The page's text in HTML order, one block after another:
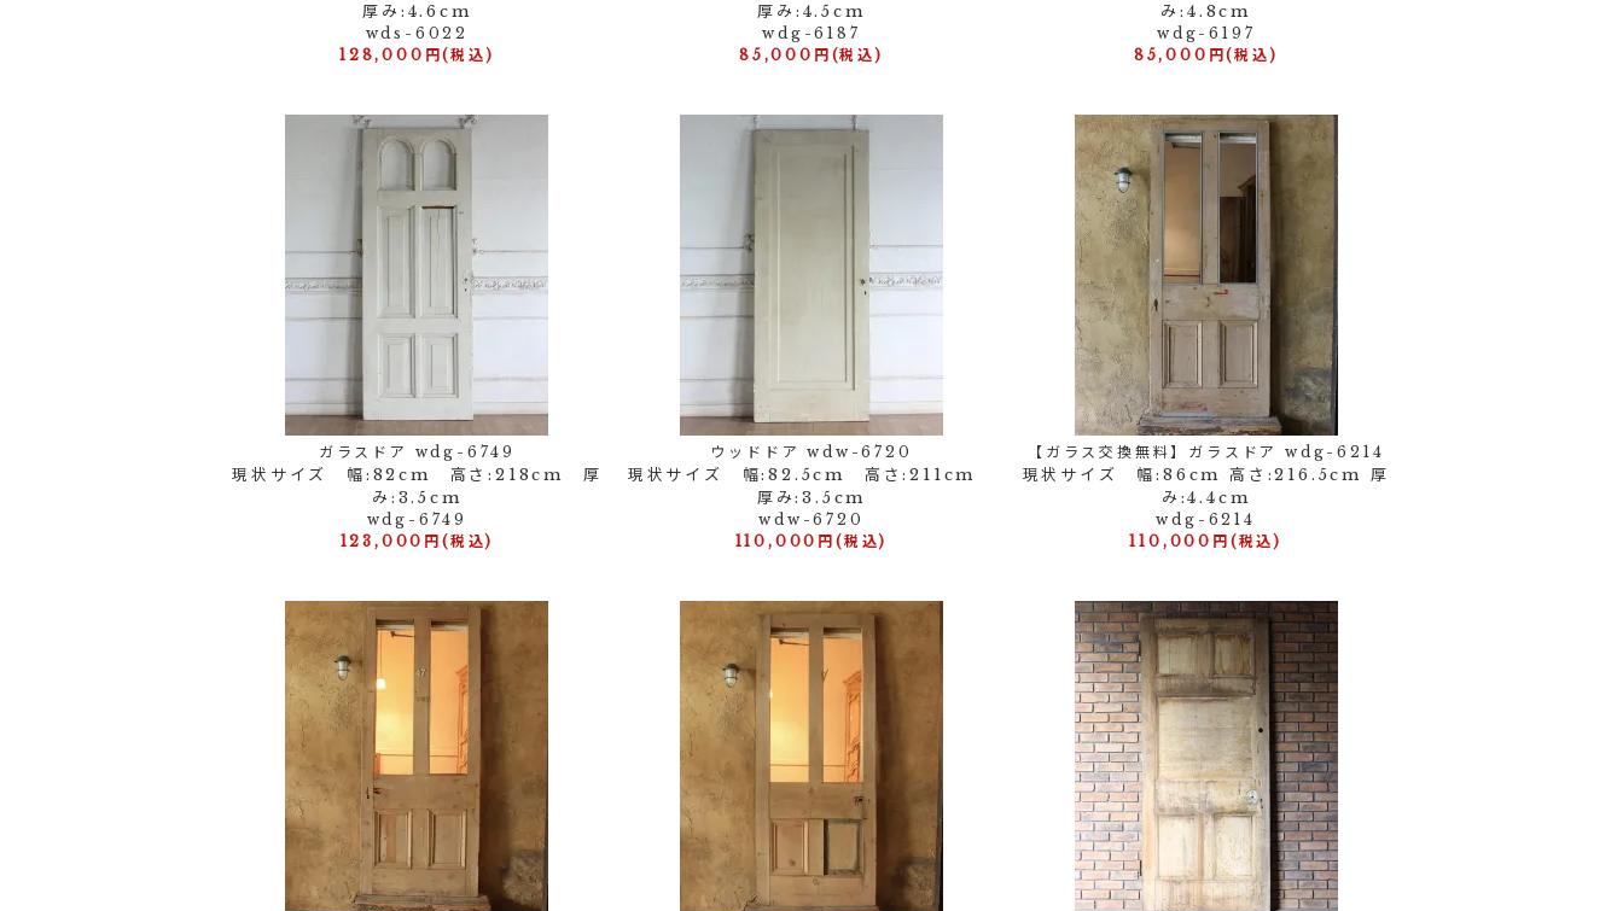
厚み:4.6cm
wds-6022
128,000円(税込)
厚み:4.5cm
wdg-6187
85,000円(税込)
み:4.8cm
wdg-6197
85,000円(税込)
ガラスドア wdg-6749
現状サイズ 幅:82cm 高さ:218cm 厚
み:3.5cm
wdg-6749
123,000円(税込)
ウッドドア wdw-6720
現状サイズ 幅:82.5cm 高さ:211cm
厚み:3.5cm
wdw-6720
110,000円(税込)
【ガラス交換無料】ガラスドア wdg-6214
現状サイズ 幅:86cm 高さ:216.5cm 厚
み:4.4cm
wdg-6214
110,000円(税込)